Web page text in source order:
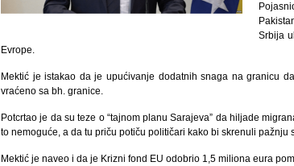
Srbija
Evrope.
Mektić je istakao da je upućivanje dodatnih snaga na granicu
vraćeno sa bh. granice.
Potcrtao je da su teze o “tajnom planu Sarajeva” da hiljade
to nemoguće, a da tu priču potiču političari kako bi skrenuli pažnju
Mektić je naveo i da je Krizni fond EU odobrio 1,5 miliona eura